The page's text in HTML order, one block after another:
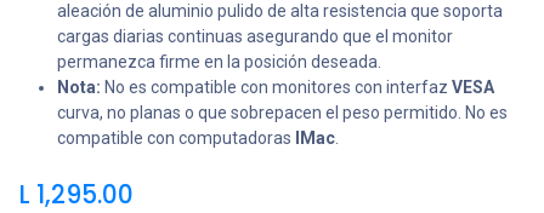
aleación de aluminio pulido de alta resistencia que soporta
cargas diarias continuas asegurando que el monitor
permanezca firme en la posición deseada.
Nota: No es compatible con monitores con interfaz VESA
curva, no planas o que sobrepacen el peso permitido. No es
compatible con computadoras
IMac
L 1,295.00